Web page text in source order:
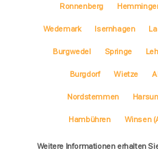
Ronnenberg
Wedemark Isernhagen
Burgwedel Springe
Burgdorf Wietze
Nordstemmen
Hambühren Winsen
Weitere Informationen erhalten